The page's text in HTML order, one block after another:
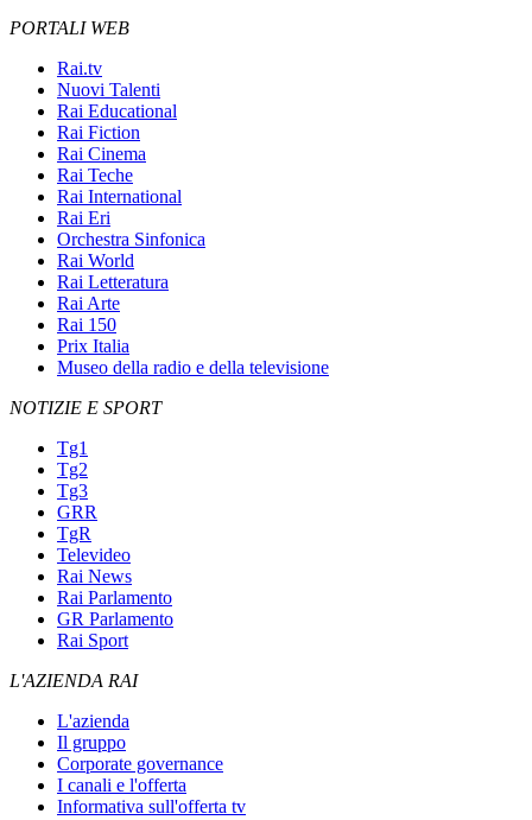
PORTALI WEB
Rai.tv
Nuovi Talenti
Rai Educational
Rai Fiction
Rai Cinema
Rai Teche
Rai International
Rai Eri
Orchestra Sinfonica
Rai World
Rai Letteratura
Rai Arte
Rai 150
Prix Italia
Museo della radio e della televisione
NOTIZIE E SPORT
Tg1
Tg2
Tg3
GRR
TgR
Televideo
Rai News
Rai Parlamento
GR Parlamento
Rai Sport
L'AZIENDA RAI
L'azienda
Il gruppo
Corporate governance
I canali e l'offerta
Informativa sull'offerta tv